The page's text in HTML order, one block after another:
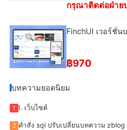
กรุณาติดต่อฝ่าย
FinchUI เวอร์ชั่น
฿970
บทความยอดนิยม
1 I. เว็บไซต์
2 คําสั่ง sql ปรับเปลี่ยนบทความ